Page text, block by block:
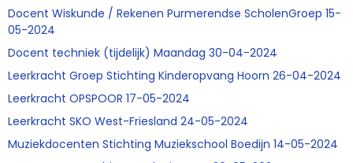
Docent Wiskunde / Rekenen Purmerendse ScholenGroep 15-
05-2024
Docent techniek (tijdelijk) Maandag 30-04-2024
Leerkracht Groep Stichting Kinderopvang Hoorn 26-04-2024
Leerkracht OPSPOOR 17-05-2024
Leerkracht SKO West-Friesland 24-05-2024
Muziekdocenten Stichting Muziekschool Boedijn 14-05-2024